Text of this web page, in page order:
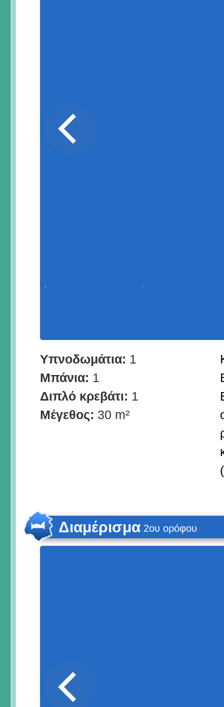
Υπνοδωμάτια: 1
Μπάνια: 1
Διπλό κρεβάτι: 1
Μέγεθος: 30 m²
Διαμέρισμα 2ου ορόφου